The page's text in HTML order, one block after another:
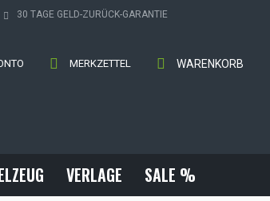
30 TAGE GELD-ZURÜCK-GARANTIE
WARENKORB
MERKZETTEL
VERLAGE SALE %